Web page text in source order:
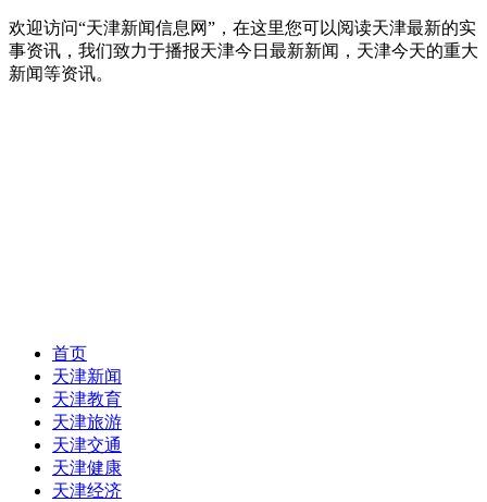
欢迎访问“天津新闻信息网”，在这里您可以阅读天津最新的实
事资讯，我们致力于播报天津今日最新新闻，天津今天的重大
新闻等资讯。
首页
天津新闻
天津教育
天津旅游
天津交通
天津健康
天津经济